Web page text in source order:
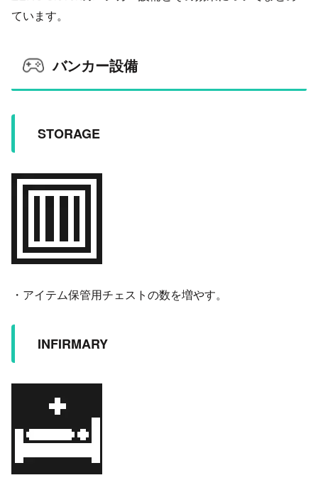
ています。
バンカー設備
STORAGE
・アイテム保管用チェストの数を増やす。
INFIRMARY